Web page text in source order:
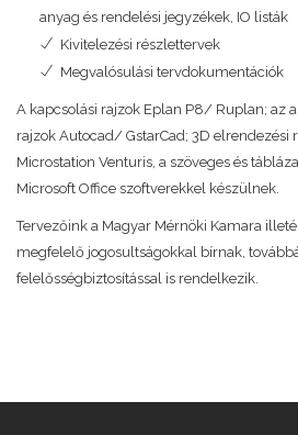
anyag és rendelési jegyzékek, IO listák
Kivitelezési részlettervek
Megvalósulási tervdokumentációk
A kapcsolási rajzok Eplan P8/ Ruplan; az
rajzok Autocad/ GstarCad; 3D elrendezési
Microstation Venturis, a szöveges és
Microsoft Office szoftverekkel készülnek.
Tervezőink a Magyar Mérnöki Kamara
megfelelő jogosultságokkal bírnak,
felelősségbiztosítással is rendelkezik.